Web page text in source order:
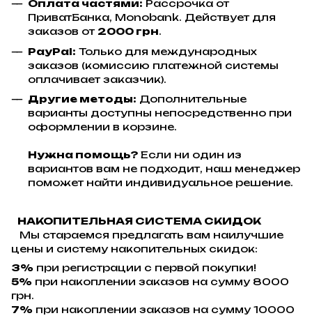
Оплата частями: Рассрочка от
ПриватБанка, Monobank. Действует для
заказов от 2000 грн.
PayPal: Только для международных
заказов (комиссию платежной системы
оплачивает заказчик).
Другие методы: Дополнительные
варианты доступны непосредственно при
оформлении в корзине.
Нужна помощь? Если ни один из
вариантов вам не подходит, наш менеджер
поможет найти индивидуальное решение.
НАКОПИТЕЛЬНАЯ СИСТЕМА СКИДОК
Мы стараемся предлагать вам наилучшие
цены и систему накопительных скидок:
3% при регистрации с первой покупки!
5% при накоплении заказов на сумму 8000
грн.
7% при накоплении заказов на сумму 10000